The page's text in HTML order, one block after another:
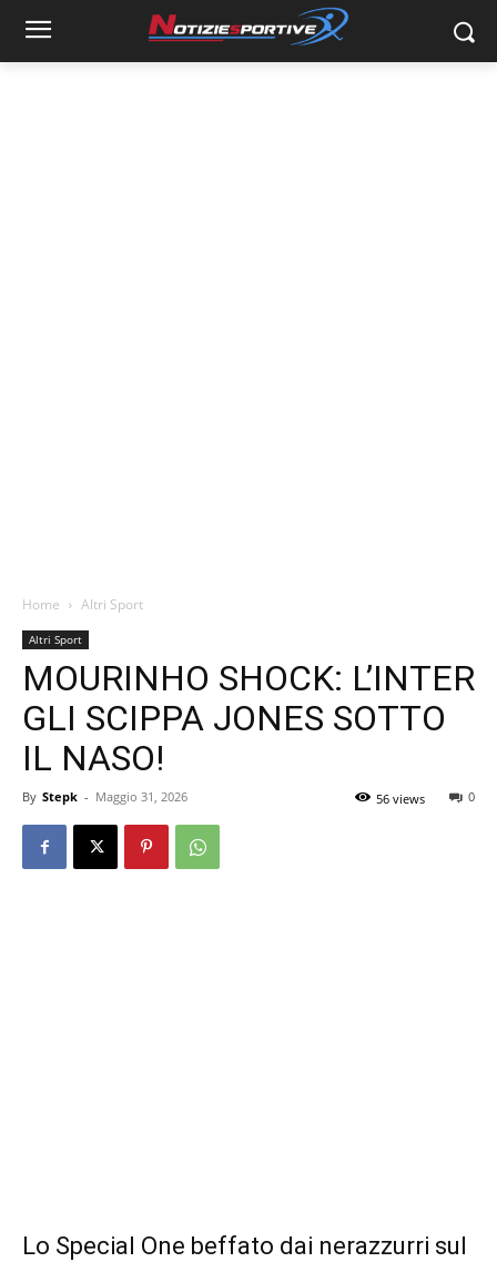
Home Altri Sport
Altri Sport
MOURINHO SHOCK: L’INTER
GLI SCIPPA JONES SOTTO
IL NASO!
By Stepk - Maggio 31, 2026 0
56 views
Lo Special One beffato dai nerazzurri sul